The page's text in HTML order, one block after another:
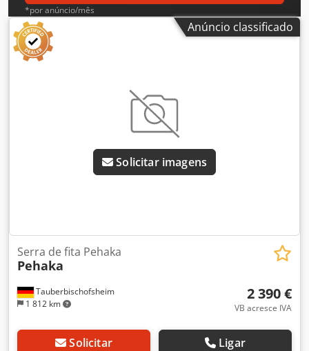
*por anúncio/mês
Anúncio classificado
Solicitar imagens
Tauberbischofsheim
1 812 km
Serra de fita Pehaka
Pehaka
2 390 €
VB acresce IVA
Solicitar Ligar